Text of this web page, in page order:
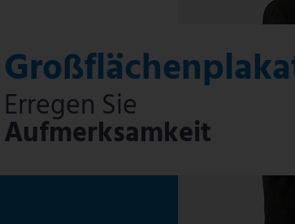
Erregen Sie
Aufmerksamkeit